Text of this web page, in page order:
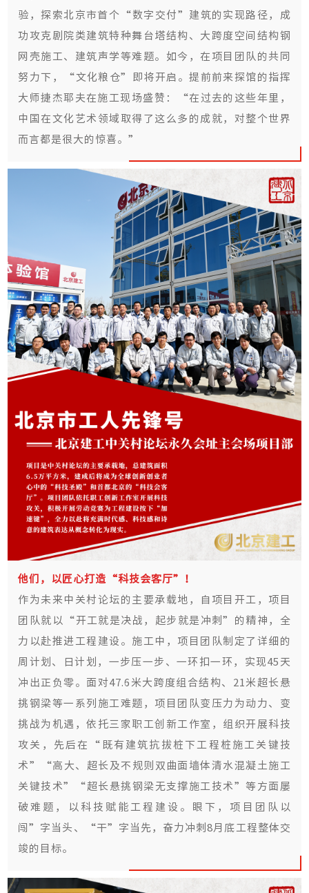
验，探索北京市首个“数字交付”建筑的实现路径，成
功攻克剧院类建筑特种舞台塔结构、大跨度空间结构钢
网壳施工、建筑声学等难题。如今，在项目团队的共同
努力下，“文化粮仓”即将开启。提前前来探馆的指挥
大师捷杰耶夫在施工现场盛赞：“在过去的这些年里，
中国在文化艺术领域取得了这么多的成就，对整个世界
而言都是很大的惊喜。”
他们，以匠心打造“科技会客厅”！
作为未来中关村论坛的主要承载地，自项目开工，项目
团队就以“开工就是决战，起步就是冲刺”的精神，全
力以赴推进工程建设。施工中，项目团队制定了详细的
周计划、日计划，一步压一步、一环扣一环，实现45天
冲出正负零。面对47.6米大跨度组合结构、21米超长悬
挑钢梁等一系列施工难题，项目团队变压力为动力、变
挑战为机遇，依托三家职工创新工作室，组织开展科技
攻关，先后在“既有建筑抗拔桩下工程桩施工关键技
术”“高大、超长及不规则双曲面墙体清水混凝土施工
关键技术”“超长悬挑钢梁无支撑施工技术”等方面屡
破难题，以科技赋能工程建设。眼下，项目团队以
闯”字当头、“干”字当先，奋力冲刺8月底工程整体交
竣的目标。